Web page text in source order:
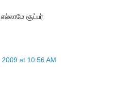
சூப்பர்
at 10:56 AM